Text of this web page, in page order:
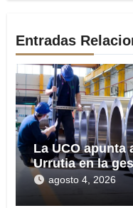
Entradas
La UCO apunta
Urrutia en la
Tubos Reunidos
agosto 4, 2026